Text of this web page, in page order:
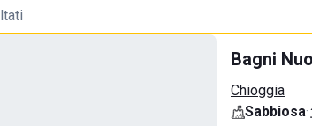
Bagni
Chioggia
Sabbiosa·